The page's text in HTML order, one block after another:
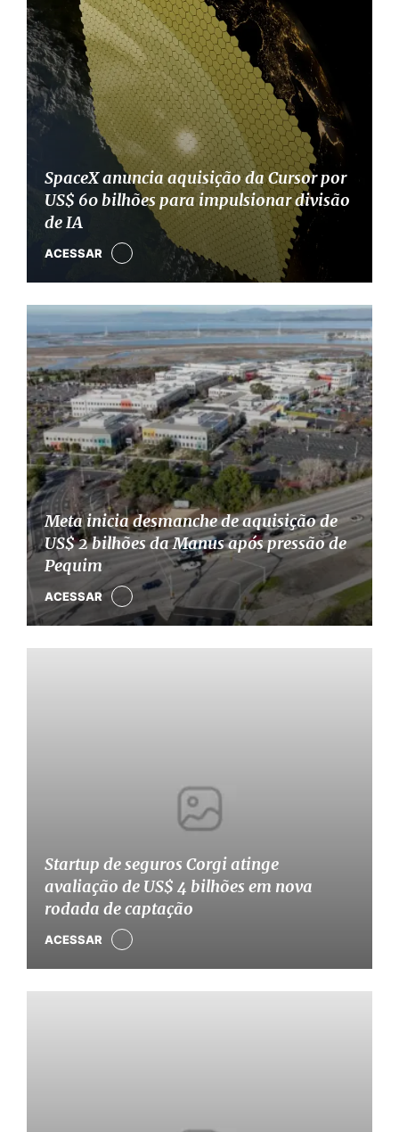
SpaceX anuncia aquisição da Cursor por
US$ 60 bilhões para impulsionar divisão
de IA
ACESSAR
Meta inicia desmanche de aquisição de
US$ 2 bilhões da Manus após pressão de
Pequim
ACESSAR
Startup de seguros Corgi atinge
avaliação de US$ 4 bilhões em nova
rodada de captação
ACESSAR